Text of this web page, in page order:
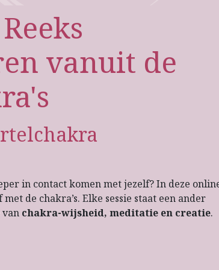
vanuit de
in contact komen met jezelf? In deze
de chakra’s. Elke sessie staat een ander
chakra-wijsheid, meditatie en creatie.